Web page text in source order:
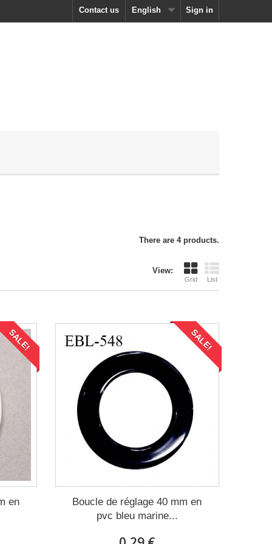
Sign in
English
Contact us
There are 4 products.
View:
Grid List
SALE!
en
SALE!
Boucle de réglage 40 mm en
pvc bleu marine...